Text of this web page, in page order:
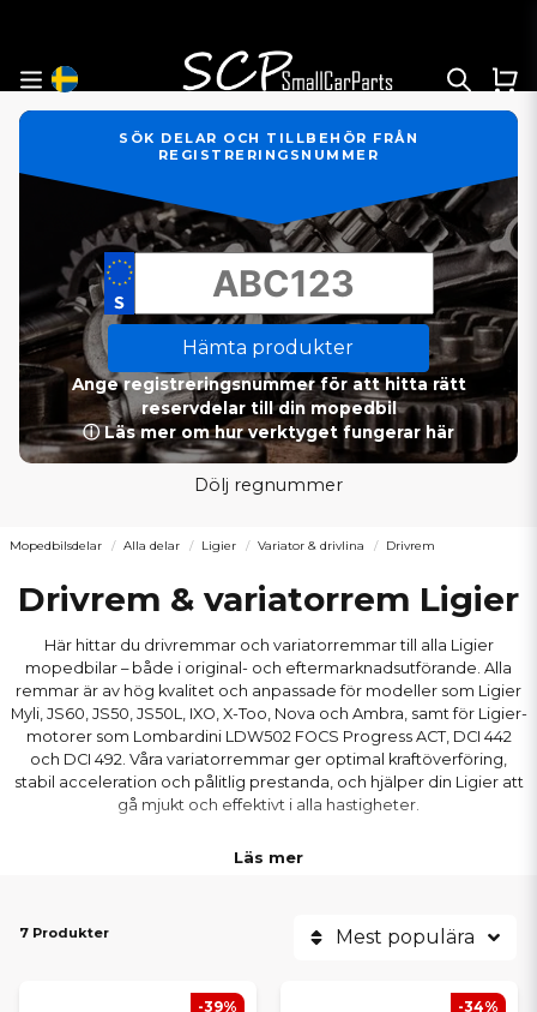
SÖK DELAR OCH TILLBEHÖR FRÅN
REGISTRERINGSNUMMER
Hämta produkter
Ange registreringsnummer för att hitta rätt
reservdelar till din mopedbil
ⓘ Läs mer om hur verktyget fungerar här
Dölj regnummer
Mopedbilsdelar Alla delar Ligier Variator & drivlina Drivrem
Drivrem & variatorrem Ligier
Här hittar du drivremmar och variatorremmar till alla Ligier
mopedbilar – både i original- och eftermarknadsutförande. Alla
remmar är av hög kvalitet och anpassade för modeller som Ligier
Myli, JS60, JS50, JS50L, IXO, X-Too, Nova och Ambra, samt för Ligier-
motorer som Lombardini LDW502 FOCS Progress ACT, DCI 442
och DCI 492. Våra variatorremmar ger optimal kraftöverföring,
stabil acceleration och pålitlig prestanda, och hjälper din Ligier att
gå mjukt och effektivt i alla hastigheter.
Läs mer
7 Produkter Mest populära
-39% -34%